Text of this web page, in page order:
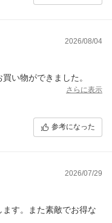
2026/08/04
い物ができました。
さらに表示
参考になった
2026/07/29
す。また素敵でお得な